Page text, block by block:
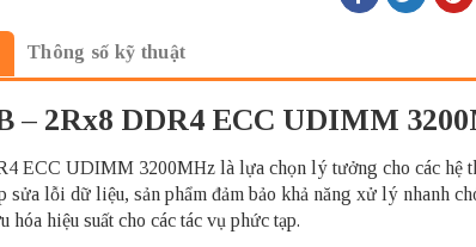
Thông số kỹ thuật
2Rx8 DDR4 ECC UDIMM
ECC UDIMM 3200MHz là lựa chọn lý tưởng cho các hệ
lỗi dữ liệu, sản phẩm đảm bảo khả năng xử lý nhanh
hiệu suất cho các tác vụ phức tạp.